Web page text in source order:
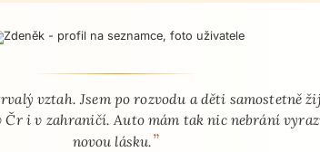
vztah. Jsem po rozvodu a děti samostetně
Čr i v zahraničí. Auto mám tak nic nebrání
novou lásku.”